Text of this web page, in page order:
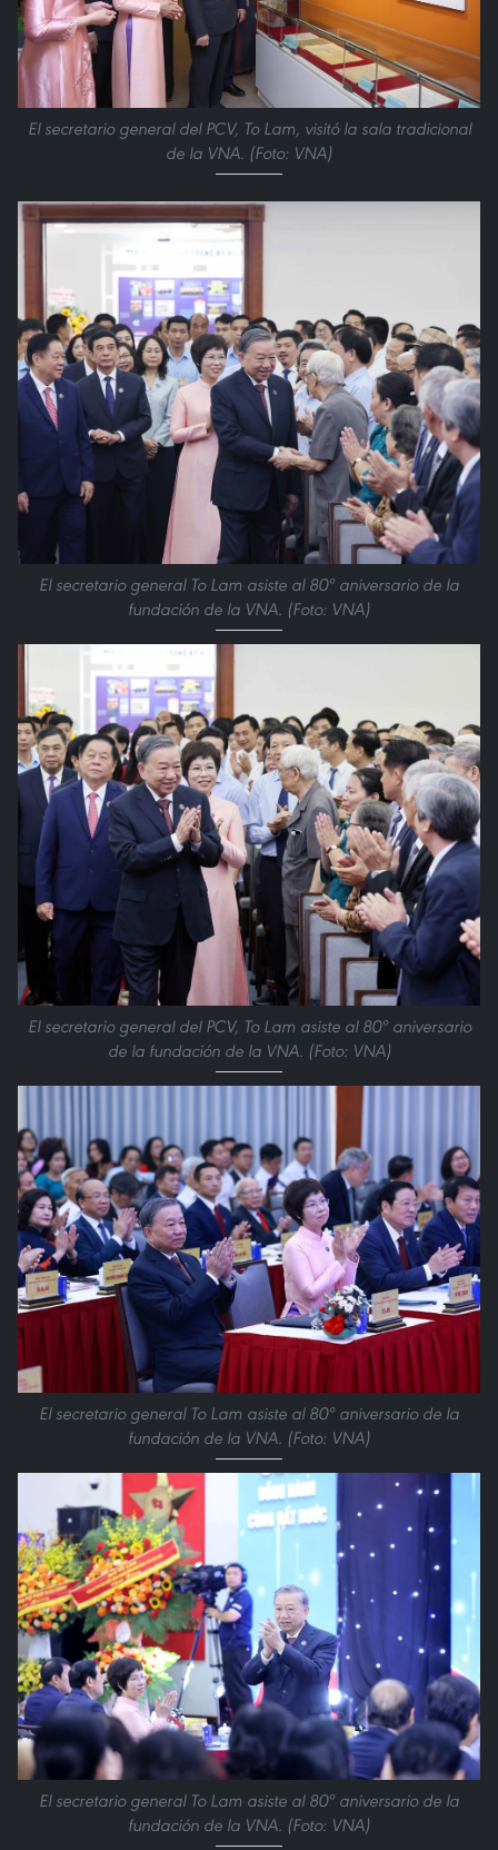
El secretario general del PCV, To Lam, visitó la sala tradicional
de la VNA. (Foto: VNA)
El secretario general To Lam asiste al 80º aniversario de la
fundación de la VNA. (Foto: VNA)
El secretario general del PCV, To Lam asiste al 80º aniversario
de la fundación de la VNA. (Foto: VNA)
El secretario general To Lam asiste al 80º aniversario de la
fundación de la VNA. (Foto: VNA)
El secretario general To Lam asiste al 80º aniversario de la
fundación de la VNA. (Foto: VNA)